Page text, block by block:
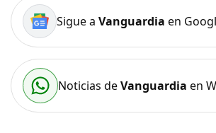
Sigue a Vanguardia en
Noticias deVanguardia en